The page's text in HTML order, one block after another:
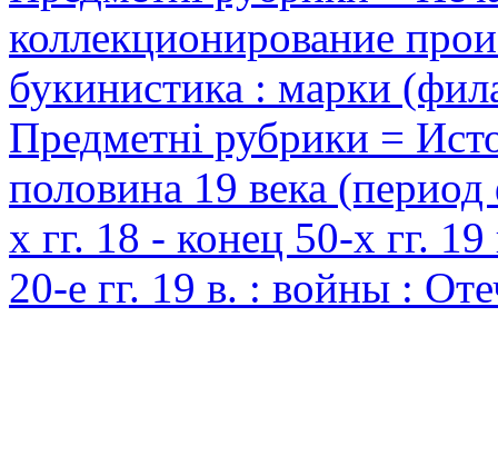
коллекционирование
букинистика : марки
Предметні рубрики =
половина 19 века
х гг. 18 - конец 50-х гг.
20-е гг. 19 в. : войны :